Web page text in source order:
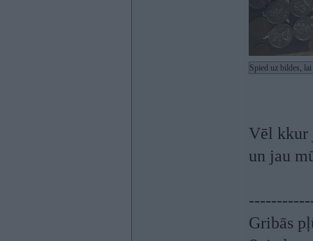
Spied uz bildes,
Vēl kkur
un jau
Gribās